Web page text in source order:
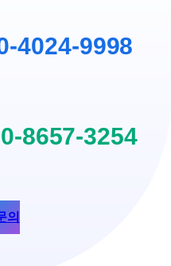
4024-9998
8657-3254
의